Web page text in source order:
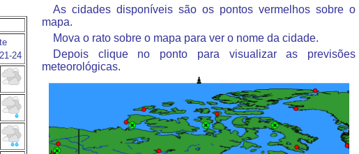
21-24
As cidades disponíveis são os pontos vermelhos sobre o
mapa.
Mova o rato sobre o mapa para ver o nome da cidade.
Depois clique no ponto para visualizar as previsões
meteorológicas.